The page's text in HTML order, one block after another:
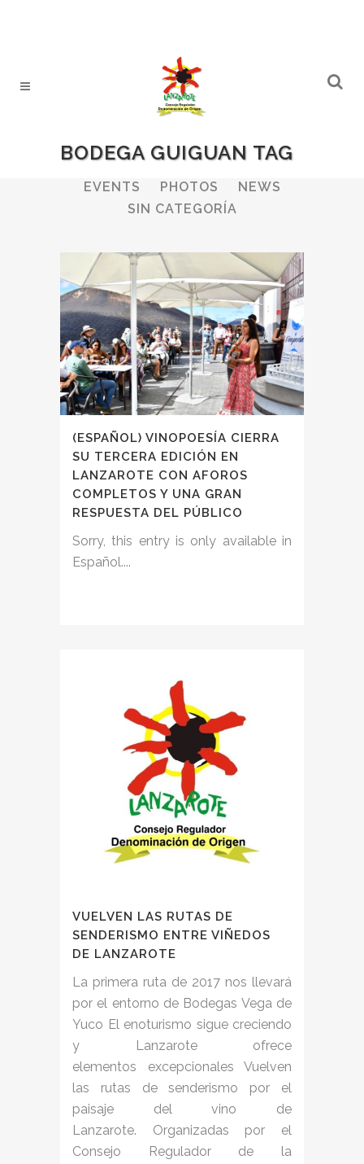
BODEGA GUIGUAN TAG
ALL WINERIES
BULLETIN
EVENTS
PHOTOS
NEWS
SIN CATEGORÍA
(ESPAÑOL) VINOPOESÍA CIERRA
SU TERCERA EDICIÓN EN
LANZAROTE CON AFOROS
COMPLETOS Y UNA GRAN
RESPUESTA DEL PÚBLICO
Sorry, this entry is only available in
Español....
VUELVEN LAS RUTAS DE
SENDERISMO ENTRE VIÑEDOS
DE LANZAROTE
La primera ruta de 2017 nos llevará
por el entorno de Bodegas Vega de
Yuco El enoturismo sigue creciendo
y Lanzarote ofrece
elementos excepcionales Vuelven
las rutas de senderismo por el
paisaje del vino de
Lanzarote. Organizadas por el
Consejo Regulador de la